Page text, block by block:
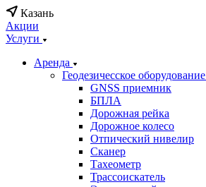
Казань
Акции
Услуги
Аренда
Геодезичесское оборудование
GNSS приемник
БПЛА
Дорожная рейка
Дорожное колесо
Отпический нивелир
Сканер
Тахеометр
Трассоискатель